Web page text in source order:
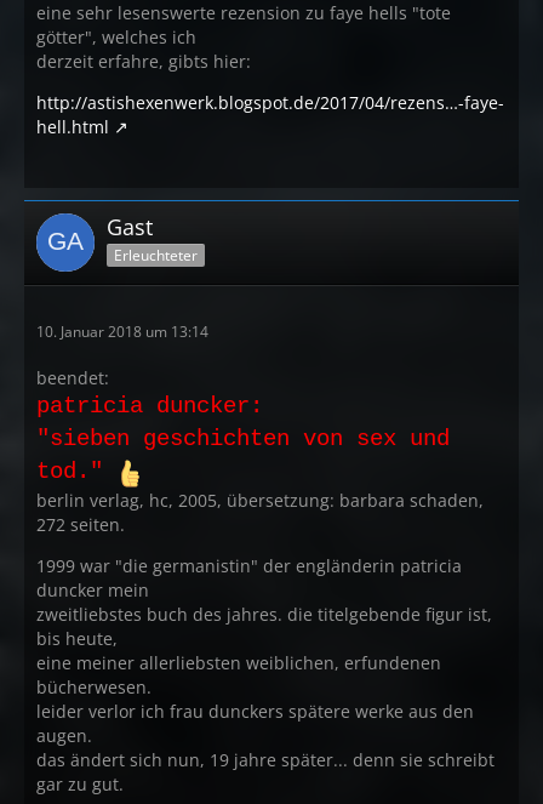
eine sehr lesenswerte rezension zu faye hells "tote
götter", welches ich
derzeit erfahre, gibts hier:
http://astishexenwerk.blogspot.de/2017/04/rezens…-faye-
hell.html
Gast
Erleuchteter
10. Januar 2018 um 13:14
beendet:
patricia duncker:
"sieben geschichten von sex und
tod."
berlin verlag, hc, 2005, übersetzung: barbara schaden,
272 seiten.
1999 war "die germanistin" der engländerin patricia
duncker mein
zweitliebstes buch des jahres. die titelgebende figur ist,
bis heute,
eine meiner allerliebsten weiblichen, erfundenen
bücherwesen.
leider verlor ich frau dunckers spätere werke aus den
augen.
das ändert sich nun, 19 jahre später... denn sie schreibt
gar zu gut.